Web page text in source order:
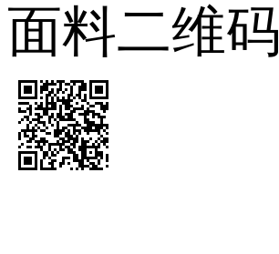
面料二维码